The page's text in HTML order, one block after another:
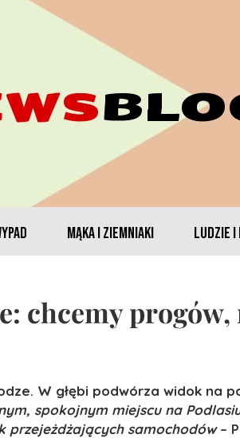
MĄKA I ZIEMNIAKI LUDZIE I
chcemy
W głębi podwórza widok na
spokojnym miejscu na
przejeżdżających samochodów–